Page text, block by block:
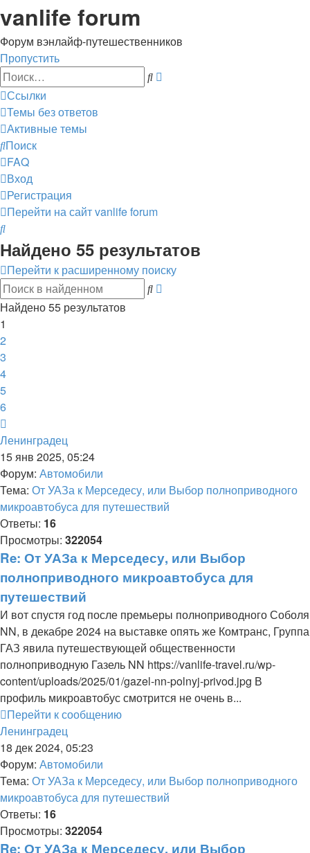
vanlife forum
Форум вэнлайф-путешественников
Пропустить
Поиск
Ссылки
Темы без ответов
Активные темы
Поиск
FAQ
Вход
Регистрация
Перейти на сайтvanlife forum
Поиск
Найдено 55 результатов
Перейти к расширенному поиску
Поиск
Найдено 55 результатов
1
2
3
4
5
6
Ленинградец
15 янв 2025, 05:24
Форум: Автомобили
Тема: От УАЗа к Мерседесу, или Выбор полноприводного
микроавтобуса для путешествий
Ответы: 16
Просмотры: 322054
Re: От УАЗа к Мерседесу, или Выбор
полноприводного микроавтобуса для
путешествий
И вот спустя год после премьеры полноприводного Соболя
NN, в декабре 2024 на выставке опять же Комтранс, Группа
ГАЗ явила путешествующей общественности
полноприводную Газель NN https://vanlife-travel.ru/wp-
content/uploads/2025/01/gazel-nn-polnyj-privod.jpg В
профиль микроавтобус смотрится не очень в...
Перейти к сообщению
Ленинградец
18 дек 2024, 05:23
Форум: Автомобили
Тема: От УАЗа к Мерседесу, или Выбор полноприводного
микроавтобуса для путешествий
Ответы: 16
Просмотры: 322054
Re: От УАЗа к Мерседесу, или Выбор